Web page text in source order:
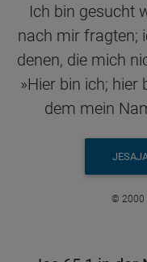
Ich bin gesucht
nach mir fragten;
denen, die mich
»Hier bin ich; hier
dem mein
© 2000